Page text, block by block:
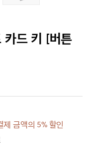
드 키 [버튼
금액의 5% 할인